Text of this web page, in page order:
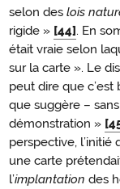
selon des lois
rigide » [44] . En
était vraie selon
sur la carte ». Le
peut dire que
que suggère –
démonstration »
perspective,
une carte
l’implantation des